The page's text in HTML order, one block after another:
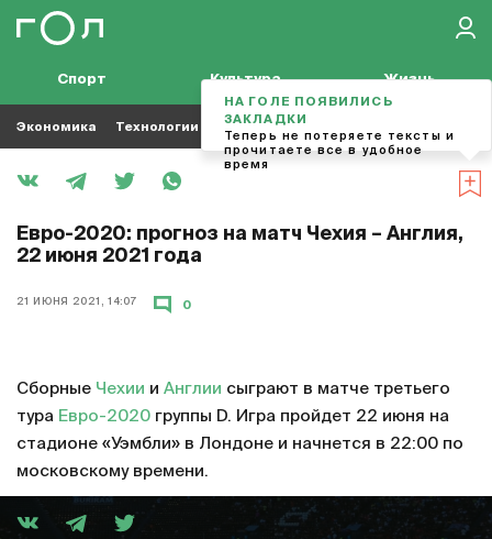
Спорт Культура Жизнь
Экономика Технологии Кино Футбол
Евро-2020: прогноз на матч Чехия – Англия,
22 июня 2021 года
21 ИЮНЯ 2021, 14:07 0
Сборные Чехии и Англии сыграют в матче третьего
тура Евро-2020 группы D. Игра пройдет 22 июня на
стадионе «Уэмбли» в Лондоне и начнется в 22:00 по
московскому времени.
НА ГОЛЕ ПОЯВИЛИСЬ
ЗАКЛАДКИ
Теперь не потеряете тексты и
прочитаете все в удобное
время